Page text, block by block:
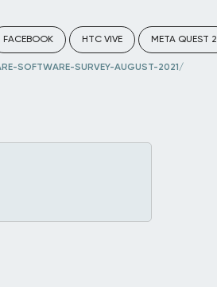
FACEBOOK HTC VIVE META QUEST 2
SOFTWARE-SURVEY-AUGUST-2021/